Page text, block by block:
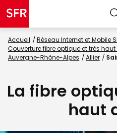
Accueil
Réseau Internet et Mobile
Couverture fibre optique et très
Auvergne-Rhône-Alpes
Allier
La fibre
haut